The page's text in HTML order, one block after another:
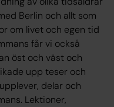
Berlin och allt som
om livet och egen tid
får vi också
öst och väst och
upp teser och
delar och
Lektioner,